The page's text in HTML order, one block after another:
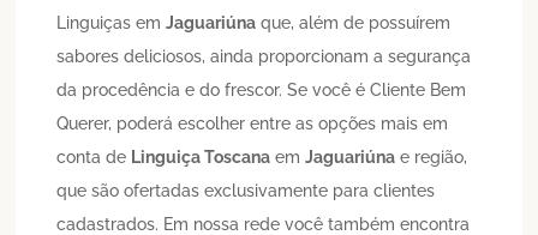
Linguiças emJaguariúna que, além de possuírem
sabores deliciosos, ainda proporcionam a segurança
da procedência e do frescor. Se você é Cliente Bem
Querer, poderá escolher entre as opções mais em
conta de Linguiça Toscana emJaguariúna e região,
que são ofertadas exclusivamente para clientes
cadastrados. Em nossa rede você também encontra